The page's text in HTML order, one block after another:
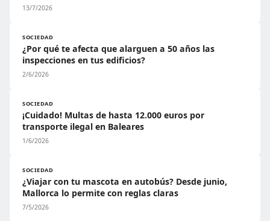
13/7/2026
SOCIEDAD
¿Por qué te afecta que alarguen a 50 años las
inspecciones en tus edificios?
2/6/2026
SOCIEDAD
¡Cuidado! Multas de hasta 12.000 euros por
transporte ilegal en Baleares
1/6/2026
SOCIEDAD
¿Viajar con tu mascota en autobús? Desde junio,
Mallorca lo permite con reglas claras
7/5/2026